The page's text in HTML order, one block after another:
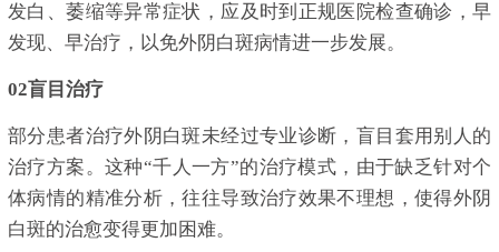
发白、萎缩等异常症状，应及时到正规医院检查确诊，早
发现、早治疗，以免外阴白斑病情进一步发展。
02盲目治疗
部分患者治疗外阴白斑未经过专业诊断，盲目套用别人的
治疗方案。这种“千人一方”的治疗模式，由于缺乏针对个
体病情的精准分析，往往导致治疗效果不理想，使得外阴
白斑的治愈变得更加困难。